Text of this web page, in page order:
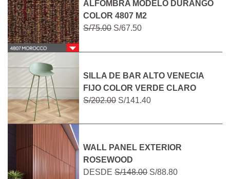
ALFOMBRA MODELO DURANGO
COLOR 4807 M2
S/75.00S/67.50
SILLA DE BAR ALTO VENECIA
FIJO COLOR VERDE CLARO
S/202.00S/141.40
WALL PANEL EXTERIOR
ROSEWOOD
DESDES/148.00S/88.80